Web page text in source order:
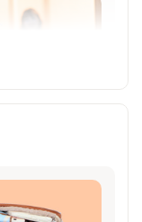
い心地
したい」と回